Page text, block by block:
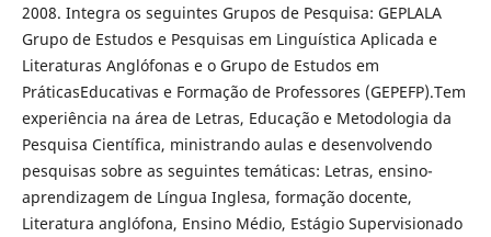
2008. Integra os seguintes Grupos de Pesquisa: GEPLALA
Grupo de Estudos e Pesquisas em Linguística Aplicada e
Literaturas Anglófonas e o Grupo de Estudos em
PráticasEducativas e Formação de Professores (GEPEFP).Tem
experiência na área de Letras, Educação e Metodologia da
Pesquisa Científica, ministrando aulas e desenvolvendo
pesquisas sobre as seguintes temáticas: Letras, ensino-
aprendizagem de Língua Inglesa, formação docente,
Literatura anglófona, Ensino Médio, Estágio Supervisionado